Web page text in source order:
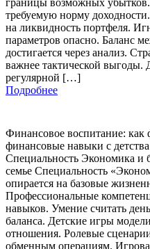
границы возможных
требуемую норму
на ликвидность портфеля.
параметров опасно. Баланс
достигается через анализ.
важнее тактической выгоды.
регулярной […]
Подробнее
Финансовое воспитание: как
финансовые навыки с детства
Специальность Экономика и
семье Специальность
опирается на базовые
Профессиональные
навыков. Умение считать
баланса. Детские игры
отношения. Ролевые
обменным операциям.